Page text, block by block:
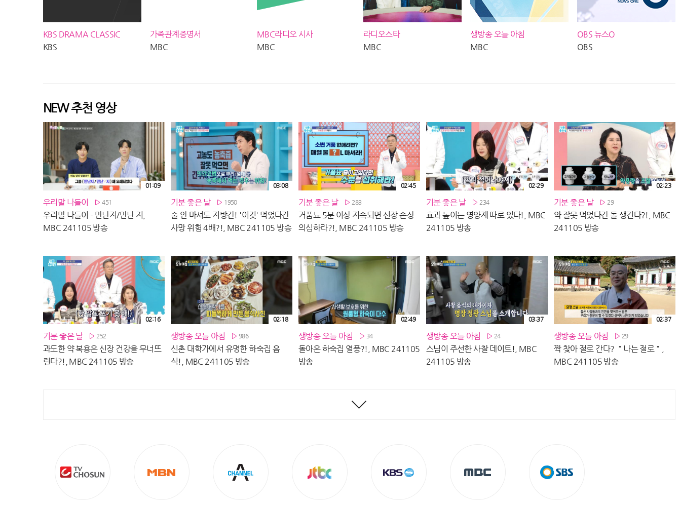
KBS DRAMA CLASSIC
KBS
가족관계증명서
MBC
MBC라디오 시사
MBC
라디오스타
MBC
생방송 오늘 아침
MBC
OBS 뉴스O
OBS
NEW 추천 영상
우리말 나들이 451
우리말 나들이 - 만난지/만난 지,
MBC 241105 방송
01:09
기분 좋은 날 1950
술 안 마셔도 지방간! '이것' 먹었다간
사망 위험 4배?!, MBC 241105 방송
03:08
기분 좋은 날 283
거품뇨 5분 이상 지속되면 신장 손상
의심하라?!, MBC 241105 방송
02:45
기분 좋은 날 234
효과 높이는 영양제 따로 있다!, MBC
241105 방송
02:29
기분 좋은 날 29
약 잘못 먹었다간 돌 생긴다?!, MBC
241105 방송
02:23
기분 좋은 날 252
과도한 약 복용은 신장 건강을 무너뜨
린다?!, MBC 241105 방송
02:16
생방송 오늘 아침 986
신촌 대학가에서 유명한 하숙집 음
식!, MBC 241105 방송
02:18
생방송 오늘 아침 34
돌아온 하숙집 열풍?!, MBC 241105
방송
02:49
생방송 오늘 아침 24
스님이 주선한 사찰 데이트!, MBC
241105 방송
03:37
생방송 오늘 아침 29
짝 찾아 절로 간다? ＂나는 절로＂,
MBC 241105 방송
02:37